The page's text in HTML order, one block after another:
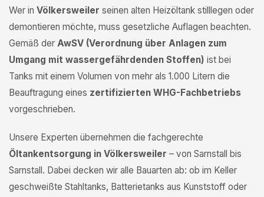
Wer in Völkersweiler seinen alten Heizöltank stilllegen oder
demontieren möchte, muss gesetzliche Auflagen beachten.
Gemäß der AwSV (Verordnung über Anlagen zum
Umgang mit wassergefährdenden Stoffen) ist bei
Tanks mit einem Volumen von mehr als 1.000 Litern die
Beauftragung eines zertifizierten WHG-Fachbetriebs
vorgeschrieben.
Unsere Experten übernehmen die fachgerechte
Öltankentsorgung in Völkersweiler – von Sarnstall bis
Sarnstall. Dabei decken wir alle Bauarten ab: ob im Keller
geschweißte Stahltanks, Batterietanks aus Kunststoff oder